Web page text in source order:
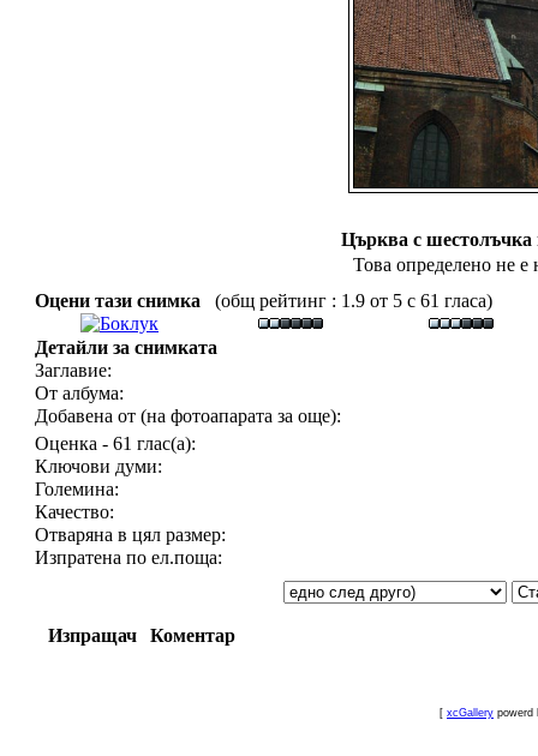
Църква с шестолъчка
Това определено не е
Оцени тази снимка
(общ рейтинг : 1.9 от 5 с 61 гласа)
Детайли за снимката
Заглавие:
От албума:
Добавена от (на фотоапарата за още):
Оценка - 61 глас(а):
Ключови думи:
Големина:
Качество:
Отваряна в цял размер:
Изпратена по ел.поща:
Изпращач Коментар
[ xcGallery